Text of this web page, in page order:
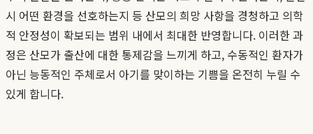
시 어떤 환경을 선호하는지 등 산모의 희망 사항을 경청하고 의학
적 안정성이 확보되는 범위 내에서 최대한 반영합니다. 이러한 과
정은 산모가 출산에 대한 통제감을 느끼게 하고, 수동적인 환자가
아닌 능동적인 주체로서 아기를 맞이하는 기쁨을 온전히 누릴 수
있게 합니다.